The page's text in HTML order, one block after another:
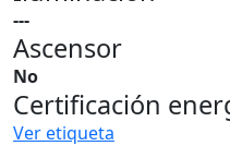
---
Ascensor
No
Certificación
Ver etiqueta